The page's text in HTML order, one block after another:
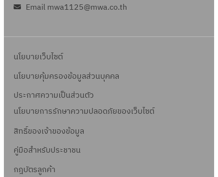
Email mwa1125@mwa.co.th
นโยบายเว็บไซต์
นโยบายคุ้มครองข้อมูลส่วนบุคคล
ประกาศความเป็นส่วนตัว
นโยบายการรักษาความปลอดภัยของเว็บไซต์
สิทธิ์ของเจ้าของข้อมูล
คู่มือสำหรับประชาชน
กฎบัตรลูกค้า